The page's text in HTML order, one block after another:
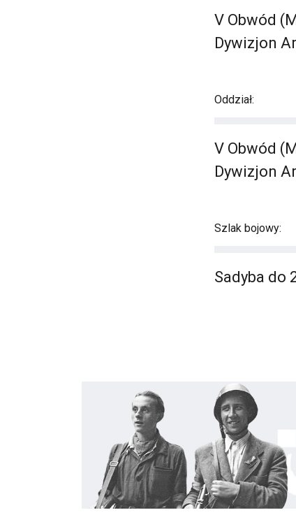
V Obwód
Dywizjon
Oddział:
V Obwód
Dywizjon
Szlak bojowy:
Sadyba do